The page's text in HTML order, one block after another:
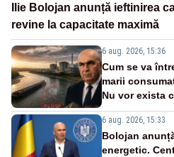
Ilie Bolojan anunță ieftinirea
revine la capacitate maximă
6 aug. 2026, 15:36
Cum se va
marii
Nu vor exista
6 aug. 2026, 15:33
Bolojan
energetic.